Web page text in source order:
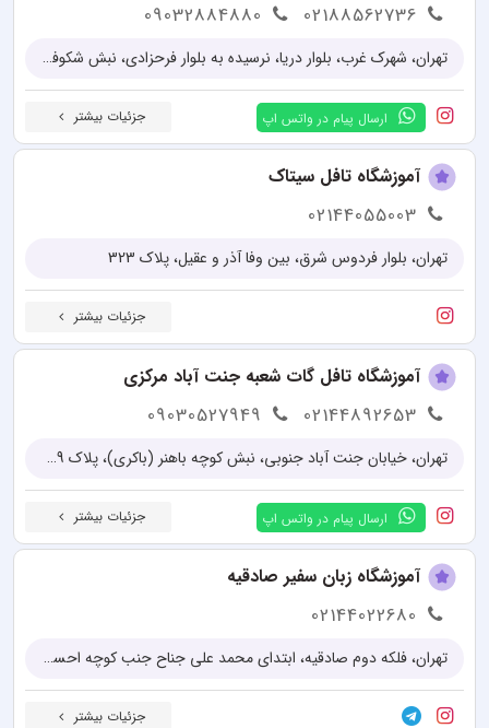
02188562736
09032884880
تهران، شهرک غرب، بلوار دریا، نرسیده به بلوار فرحزادی، نبش شکوفان یکم، پلاک 243 (درب ورودی از داخل شکوفان یکم)، بهاران اول، پلاک 48
ارسال پیام در واتس اپ جزئیات بیشتر
آموزشگاه تافل سیتاک
02144055003
تهران، بلوار فردوس شرق، بین وفا آذر و عقیل، پلاک 323
جزئیات بیشتر
آموزشگاه تافل گات شعبه جنت آباد مرکزی
02144892653
09030527949
تهران، خیابان جنت آباد جنوبی، نبش کوچه باهنر (باکری)، پلاک 239
ارسال پیام در واتس اپ جزئیات بیشتر
آموزشگاه زبان سفیر صادقیه
02144022680
تهران، فلکه دوم صادقيه، ابتدای محمد علی جناح جنب کوچه احسانگر پلاک ۱
جزئیات بیشتر